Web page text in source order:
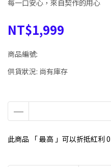
每一口安心，來自契作的用心
NT$1,999
商品編號:
供貨狀況: 尚有庫存
此商品 「 最高 」可以折抵紅利 0